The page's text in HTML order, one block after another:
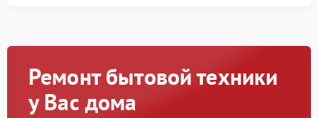
Ремонт бытовой техники
у Вас дома